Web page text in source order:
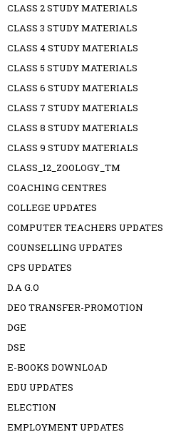
CLASS 2 STUDY MATERIALS
CLASS 3 STUDY MATERIALS
CLASS 4 STUDY MATERIALS
CLASS 5 STUDY MATERIALS
CLASS 6 STUDY MATERIALS
CLASS 7 STUDY MATERIALS
CLASS 8 STUDY MATERIALS
CLASS 9 STUDY MATERIALS
CLASS_12_ZOOLOGY_TM
COACHING CENTRES
COLLEGE UPDATES
COMPUTER TEACHERS UPDATES
COUNSELLING UPDATES
CPS UPDATES
D.A G.O
DEO TRANSFER-PROMOTION
DGE
DSE
E-BOOKS DOWNLOAD
EDU UPDATES
ELECTION
EMPLOYMENT UPDATES